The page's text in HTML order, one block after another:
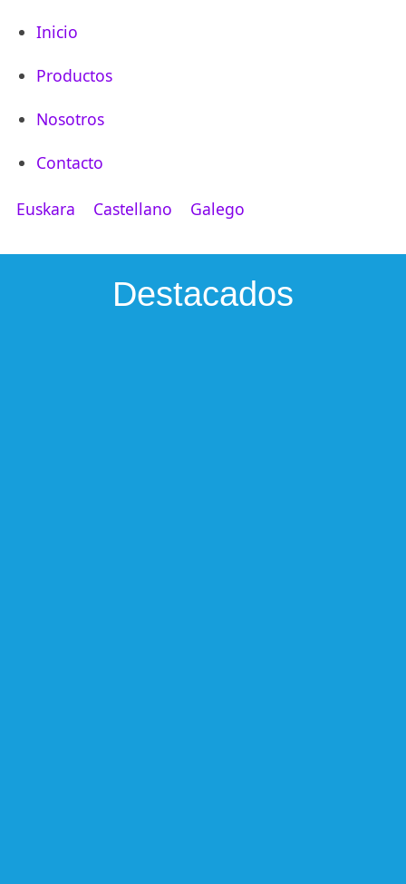
Inicio
Productos
Nosotros
Contacto
Euskara Castellano Galego
Destacados